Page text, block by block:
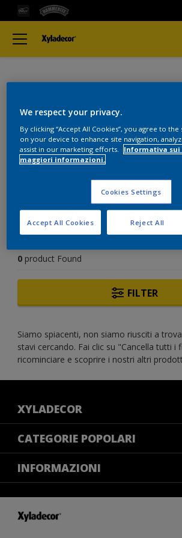
Trova i migliori prodotti
tuoi progetti
0 product Found
FILTER
Siamo spiacenti, non siamo riusciti a
stavi cercando. Fai clic su "Cancella tutti i
ricominciare e scoprire i nostri altri
XYLADECOR
COLORI
CONTATTACI
MAPPA DEL SITO
CATEGORIE POPOLARI
NOTE LEGALI
COOKIES
INFORMATIVA SULLA PRIVACY
IMPOSTAZIONI DEI COOKIE
INFORMAZIONI
RESA DEL COLORE
We respect your privacy.
By clicking “Accept All Cookies”, you agree to
on your device to enhance site navigation,
assist in our marketing efforts.
Informativa sui
maggiori informazioni.
Cookies Settings
Reject All
Accept All Cookies